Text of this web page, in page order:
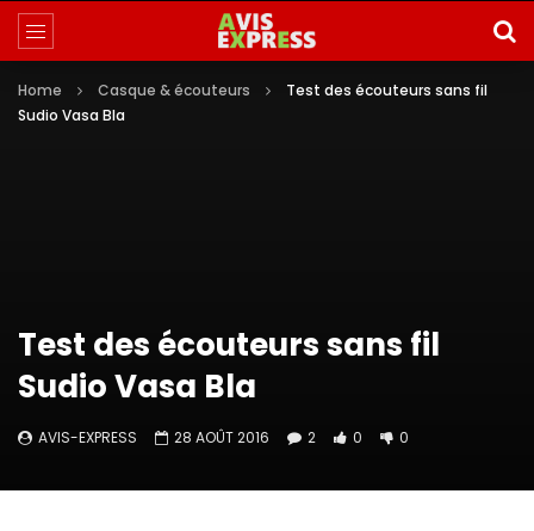
Home Casque & écouteurs
Test des écouteurs sans fil
Sudio Vasa Bla
Test des écouteurs sans fil
Sudio Vasa Bla
AVIS-EXPRESS 28 AOÛT 2016 2 0 0